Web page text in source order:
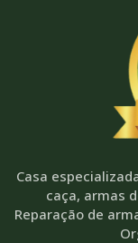
Casa
caça, armas
Reparação de